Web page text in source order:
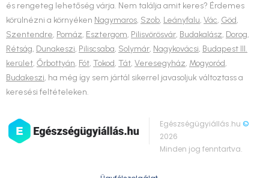
és rengeteg lehetőség várja. Nem találja amit keres? Érdemes
körülnézni a környéken Nagymaros, Szob, Leányfalu, Vác, Göd,
Szentendre, Pomáz, Esztergom, Pilisvörösvár, Budakalász, Dorog,
Rétság, Dunakeszi, Piliscsaba, Solymár, Nagykovácsi, Budapest III.
kerület, Őrbottyán, Fót, Tokod, Tát, Veresegyház, Mogyoród,
Budakeszi, ha még így sem jártál sikerrel javasoljuk változtass a
keresési feltételeken.
Egészségügyiállás.hu©
2026
Minden jog fenntartva.